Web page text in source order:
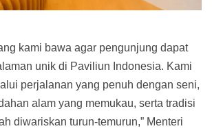
kami bawa agar pengunjung dapat
unik di Paviliun Indonesia. Kami
perjalanan yang penuh dengan seni,
alam yang memukau, serta tradisi
diwariskan turun-temurun,” Menteri